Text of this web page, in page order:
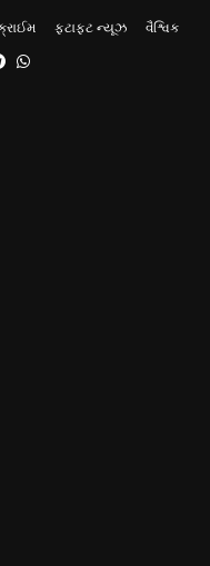
ફટાફટ ન્યૂઝ વૈશ્વિક
Telegram
Whatsapp